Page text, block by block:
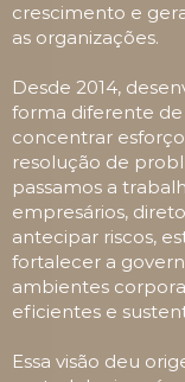
crescimento e
as organizações.
Desde 2014,
forma diferente de
concentrar
resolução de
passamos a
empresários,
antecipar riscos,
fortalecer a
ambientes
eficientes e
Essa visão deu